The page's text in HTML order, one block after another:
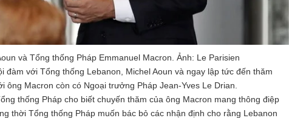
và Tổng thống Pháp Emmanuel Macron. Ảnh: Le Parisien
đàm với Tổng thống Lebanon, Michel Aoun và ngay lập tức đến thăm
Macron còn có Ngoại trưởng Pháp Jean-Yves Le Drian.
thống Pháp cho biết chuyến thăm của ông Macron mang thông điệp
thời Tổng thống Pháp muốn bác bỏ các nhận định cho rằng Lebanon